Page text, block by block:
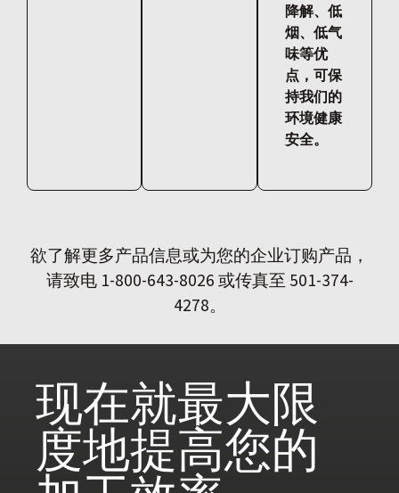
降解、低
烟、低气
味等优
点，可保
持我们的
环境健康
安全。
欲了解更多产品信息或为您的企业订购产品，
请致电 1-800-643-8026 或传真至 501-374-
4278。
现在就最大限
度地提高您的